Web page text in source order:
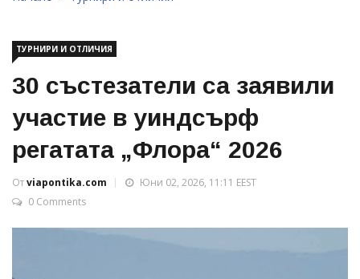
ТУРНИРИ И ОТЛИЧИЯ
30 състезатели са заявили
участие в уиндсърф
регатата „Флора“ 2026
Отviapontika.com
Юни 02, 2026, 11:11 EEST
0 Comments